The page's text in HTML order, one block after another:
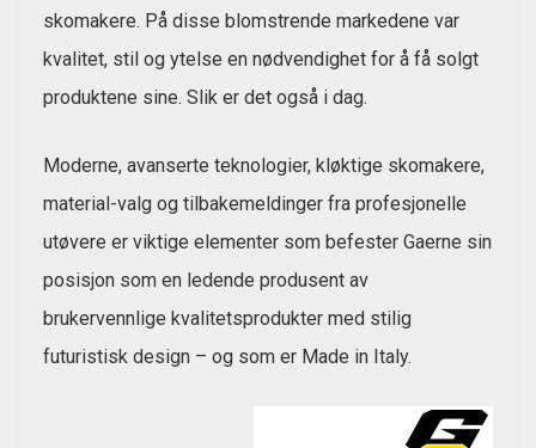
skomakere. På disse blomstrende markedene var
kvalitet, stil og ytelse en nødvendighet for å få solgt
produktene sine. Slik er det også i dag.
Moderne, avanserte teknologier, kløktige skomakere,
material-valg og tilbakemeldinger fra profesjonelle
utøvere er viktige elementer som befester Gaerne sin
posisjon som en ledende produsent av
brukervennlige kvalitetsprodukter med stilig
futuristisk design – og som er Made in Italy.